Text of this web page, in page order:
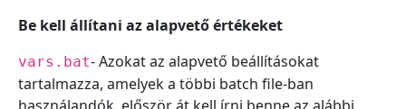
Be kell állítani az alapvető értékeket
vars.bat- Azokat az alapvető beállításokat
tartalmazza, amelyek a többi batch file-ban